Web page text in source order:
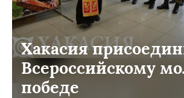
Хакасия
Всероссийскому
победе